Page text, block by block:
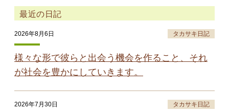
最近の日記
2026年8月6日 タカサキ日記
様々な形で彼らと出会う機会を作ること、それ
が社会を豊かにしていきます。
2026年7月30日 タカサキ日記